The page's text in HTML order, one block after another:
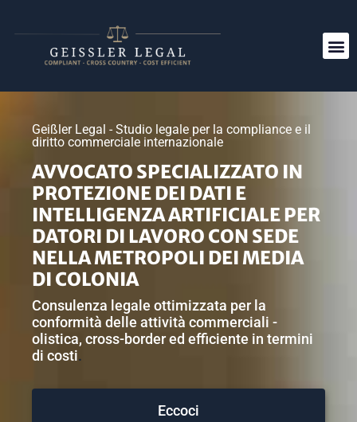
Geißler Legal - Studio legale per la compliance e il
diritto commerciale internazionale
AVVOCATO SPECIALIZZATO IN
PROTEZIONE DEI DATI E
INTELLIGENZA ARTIFICIALE PER
DATORI DI LAVORO CON SEDE
NELLA METROPOLI DEI MEDIA
DI COLONIA
Consulenza legale ottimizzata per la
conformità delle attività commerciali -
olistica, cross-border ed efficiente in termini
di costi.
Eccoci